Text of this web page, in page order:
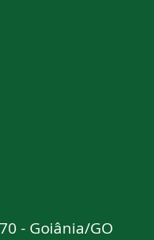
- Goiânia/GO